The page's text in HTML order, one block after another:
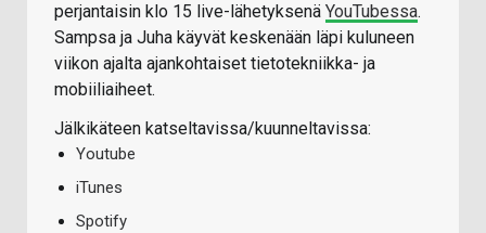
perjantaisin klo 15 live-lähetyksenä YouTubessa.
Sampsa ja Juha käyvät keskenään läpi kuluneen
viikon ajalta ajankohtaiset tietotekniikka- ja
mobiiliaiheet.
Jälkikäteen katseltavissa/kuunneltavissa:
Youtube
iTunes
Spotify